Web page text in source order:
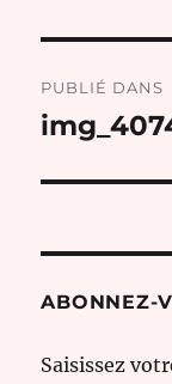
de
PUBLIÉ DANS
ABONNEZ-
Saisissez